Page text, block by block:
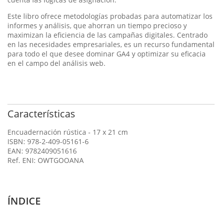
Este libro ofrece metodologías probadas para automatizar los
informes y análisis, que ahorran un tiempo precioso y
maximizan la eficiencia de las campañas digitales. Centrado
en las necesidades empresariales, es un recurso fundamental
para todo el que desee dominar GA4 y optimizar su eficacia
en el campo del análisis web.
Características
Encuadernación rústica - 17 x 21 cm
ISBN: 978-2-409-05161-6
EAN: 9782409051616
Ref. ENI: OWTGOOANA
ÍNDICE